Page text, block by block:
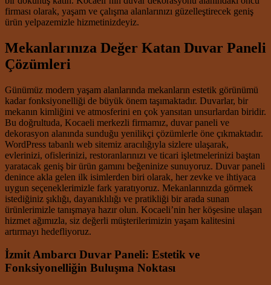
firması olarak, yaşam ve çalışma alanlarınızı güzelleştirecek geniş
ürün yelpazemizle hizmetinizdeyiz.
Mekanlarınıza Değer Katan Duvar Paneli
Çözümleri
Günümüz modern yaşam alanlarında mekanların estetik görünümü
kadar fonksiyonelliği de büyük önem taşımaktadır. Duvarlar, bir
mekanın kimliğini ve atmosferini en çok yansıtan unsurlardan biridir.
Bu doğrultuda, Kocaeli merkezli firmamız, duvar paneli ve
dekorasyon alanında sunduğu yenilikçi çözümlerle öne çıkmaktadır.
WordPress tabanlı web sitemiz aracılığıyla sizlere ulaşarak,
evlerinizi, ofislerinizi, restoranlarınızı ve ticari işletmelerinizi baştan
yaratacak geniş bir ürün gamını beğeninize sunuyoruz. Duvar paneli
denince akla gelen ilk isimlerden biri olarak, her zevke ve ihtiyaca
uygun seçeneklerimizle fark yaratıyoruz. Mekanlarınızda görmek
istediğiniz şıklığı, dayanıklılığı ve pratikliği bir arada sunan
ürünlerimizle tanışmaya hazır olun. Kocaeli’nin her köşesine ulaşan
hizmet ağımızla, siz değerli müşterilerimizin yaşam kalitesini
artırmayı hedefliyoruz.
İzmit Ambarcı Duvar Paneli: Estetik ve
Fonksiyonelliğin Buluşma Noktası